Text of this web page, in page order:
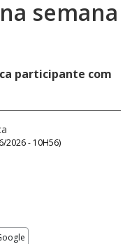
semana
participante com
2026 - 10H56)